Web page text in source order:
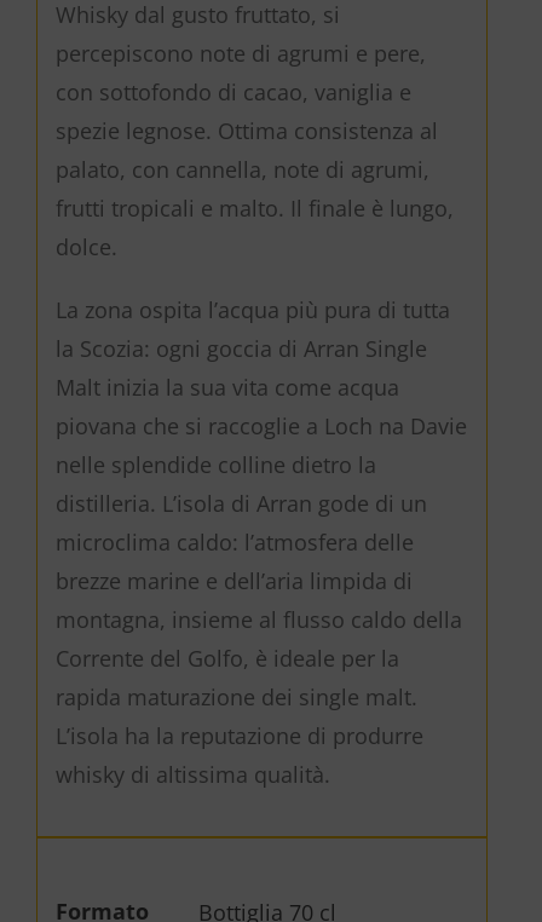
Whisky dal gusto fruttato, si
percepiscono note di agrumi e pere,
con sottofondo di cacao, vaniglia e
spezie legnose. Ottima consistenza al
palato, con cannella, note di agrumi,
frutti tropicali e malto. Il finale è lungo,
dolce.
La zona ospita l’acqua più pura di tutta
la Scozia: ogni goccia di Arran Single
Malt inizia la sua vita come acqua
piovana che si raccoglie a Loch na Davie
nelle splendide colline dietro la
distilleria. L’isola di Arran gode di un
microclima caldo: l’atmosfera delle
brezze marine e dell’aria limpida di
montagna, insieme al flusso caldo della
Corrente del Golfo, è ideale per la
rapida maturazione dei single malt.
L’isola ha la reputazione di produrre
whisky di altissima qualità.
Formato Bottiglia 70 cl